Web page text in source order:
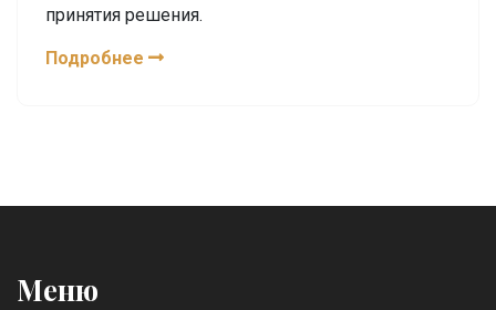
принятия решения.
Подробнее
Меню